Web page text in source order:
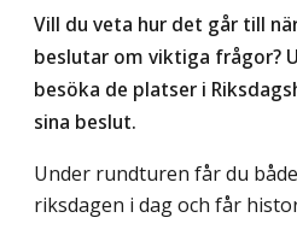
Vill du veta hur det går till
beslutar om viktiga frågor?
besöka de platser i
sina beslut.
Under rundturen får du
riksdagen i dag och får